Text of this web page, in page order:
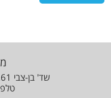
שד' בן-צבי 61, ת.ד 1724 קדימה 60920